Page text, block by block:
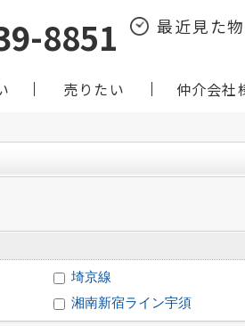
8851 最近見た
売りたい 仲介会社
埼京線
湘南新宿ライン宇須